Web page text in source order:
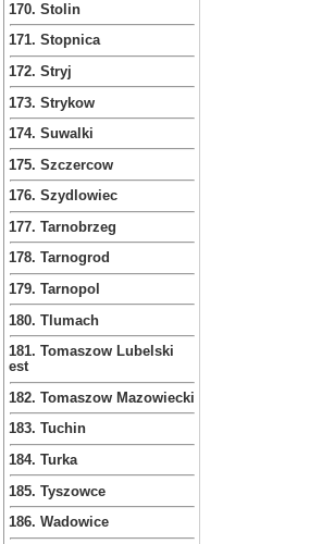
170. Stolin
171. Stopnica
172. Stryj
173. Strykow
174. Suwalki
175. Szczercow
176. Szydlowiec
177. Tarnobrzeg
178. Tarnogrod
179. Tarnopol
180. Tlumach
181. Tomaszow Lubelski
est
182. Tomaszow Mazowiecki
183. Tuchin
184. Turka
185. Tyszowce
186. Wadowice